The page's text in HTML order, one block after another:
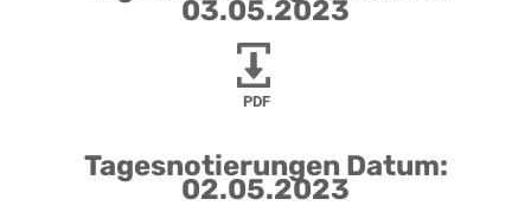
03.05.2023
PDF
Tagesnotierungen Datum:
02.05.2023